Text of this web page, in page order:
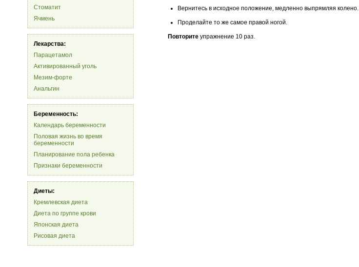
Стоматит
Ячмень
Лекарства:
Парацетамол
Активированный уголь
Мезим-форте
Анальгин
Беременность:
Календарь беременности
Половая жизнь во время
беременности
Планирование пола ребенка
Признаки беременности
Диеты:
Кремлевская диета
Диета по группе крови
Японская диета
Рисовая диета
Вернитесь в исходное положение, медленно выпрямляя колено.
Проделайте то же самое правой ногой.
Повторите упражнение 10 раз.